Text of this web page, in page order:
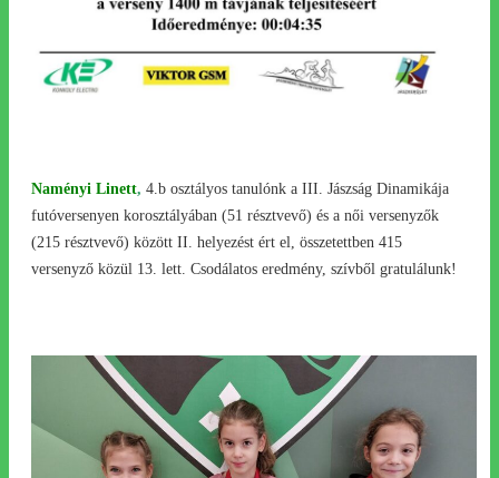
Naményi Linett, 4.b osztályos tanulónk a III. Jászság Dinamikája
futóversenyen korosztályában (51 résztvevő) és a női versenyzők
(215 résztvevő) között II. helyezést ért el, összetettben 415
versenyző közül 13. lett. Csodálatos eredmény, szívből gratulálunk!